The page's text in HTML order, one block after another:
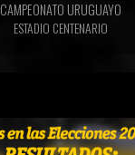
CAMPEONATO URUGUAYO
ESTADIO CENTENARIO